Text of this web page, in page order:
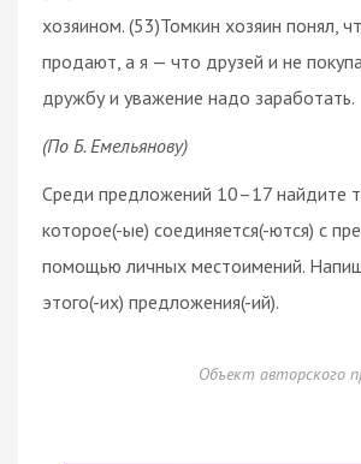
хозяином. (53)Томкин хозяин понял,
продают, а я — что друзей и не
дружбу и уважение надо заработать.
(По Б. Емельянову)
Среди предложений 10–17 найдите
которое(-ые) соединяется(-ются) с
помощью личных местоимений.
этого(-их) предложения(-ий).
Объект авторского